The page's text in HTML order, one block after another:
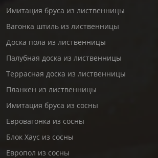
Имитация бруса из лиственницы
Вагонка штиль из лиственницы
Доска пола из лиственницы
Палубная доска из лиственницы
Террасная доска из лиственницы
Планкен из лиственницы
Имитация бруса из сосны
Евровагонка из сосны
Блок Хаус из сосны
Европол из сосны